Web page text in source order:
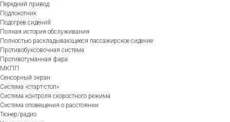
Передний привод
Подлокотник
Подогрев сидений
Полная история обслуживания
Полностью раскладывающееся пассажирское сидение
Противобуксовочная система
Противотуманная фара
МКПП
Сенсорный экран
Система «старт-стоп»
Система контроля скоростного режима
Система оповещения о расстоянии
Тюнер/радио